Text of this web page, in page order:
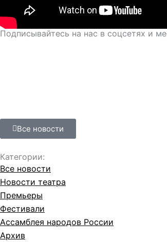
Подписывайтесь на нас в соцсетях и
Все новости
Категории:
Все новости
Новости театра
Премьеры
Фестивали
Ассамблея народов России
Архив